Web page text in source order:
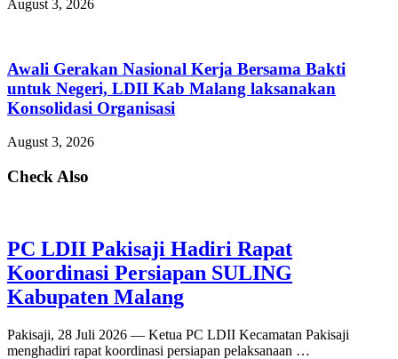
August 3, 2026
Awali Gerakan Nasional Kerja Bersama Bakti
untuk Negeri, LDII Kab Malang laksanakan
Konsolidasi Organisasi
August 3, 2026
Check Also
PC LDII Pakisaji Hadiri Rapat
Koordinasi Persiapan SULING
Kabupaten Malang
Pakisaji, 28 Juli 2026 — Ketua PC LDII Kecamatan Pakisaji
menghadiri rapat koordinasi persiapan pelaksanaan …